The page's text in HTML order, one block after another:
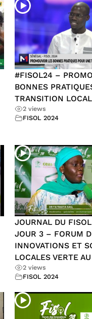
#FISOL24 –
BONNES
TRANSITION
2 views
FISOL 2024
JOURNAL DU
JOUR 3 – FORUM
INNOVATIONS ET
LOCALES VERTE
2 views
FISOL 2024